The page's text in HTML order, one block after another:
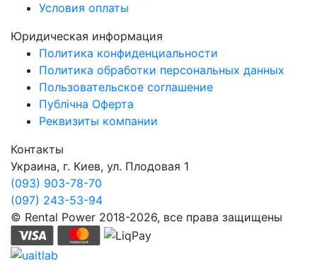
Условия оплаты
Юридическая информация
Политика конфиденциальности
Политика обработки персональных данных
Пользовательское соглашение
Публічна Оферта
Реквизиты компании
Контакты
Украина, г. Киев, ул. Плодовая 1
(093) 903-78-70
(097) 243-53-94
© Rental Power 2018-2026, все права защищены